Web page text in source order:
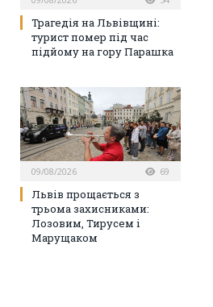
Трагедія на Львівщині:
турист помер під час
підйому на гору Парашка
09/08/2026 69
Львів прощається з
трьома захисниками:
Лозовим, Тирусем і
Марущаком